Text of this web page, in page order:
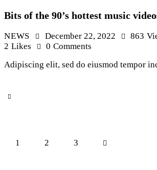
Bits of the 90’s hottest music
NEWS December 22, 2022 863
2 Likes 0 Comments
Adipiscing elit, sed do eiusmod tempor
1 2 3